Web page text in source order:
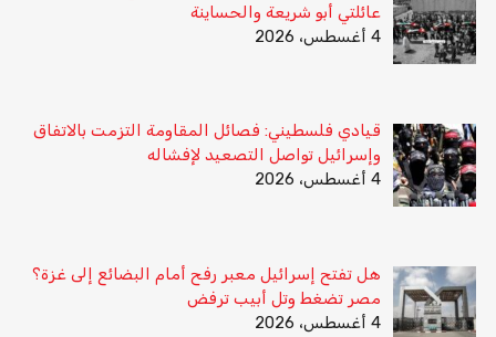
عائلتي أبو شريعة والحساينة
4 أغسطس، 2026
قيادي فلسطيني: فصائل المقاومة التزمت بالاتفاق
وإسرائيل تواصل التصعيد لإفشاله
4 أغسطس، 2026
هل تفتح إسرائيل معبر رفح أمام البضائع إلى غزة؟
مصر تضغط وتل أبيب ترفض
4 أغسطس، 2026